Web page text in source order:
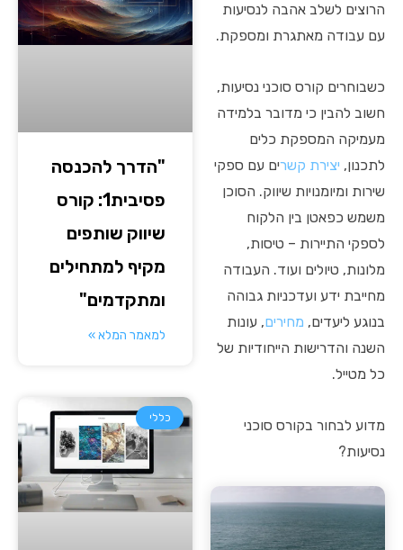
הרוצים לשלב אהבה לנסיעות
עם עבודה מאתגרת ומספקת.
כשבוחרים קורס סוכני נסיעות,
חשוב להבין כי מדובר בלמידה
מעמיקה המספקת כלים
לתכנון, יצירת קשרים עם ספקי
שירות ומיומנויות שיווק. הסוכן
משמש כפאטן בין הלקוח
לספקי התיירות – טיסות,
מלונות, טיולים ועוד. העבודה
מחייבת ידע ועדכניות גבוהה
בנוגע ליעדים, מחירים, עונות
השנה והדרישות הייחודיות של
כל מטייל.
מדוע לבחור בקורס סוכני
נסיעות?
"הדרך להכנסה
פסיבית1: קורס
שיווק שותפים
מקיף למתחילים
ומתקדמים"
למאמר המלא »
כללי